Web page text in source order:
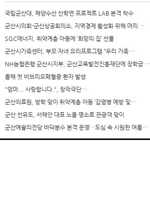
국립군산대, 해양수산 산학연 프로젝트 LAB 본격 착수
군산시의회-군산상공회의소, 지역경제 활성화 위해 머리 …
SGC에너지, 취약계층 아동에 ‘희망의 집’ 선물
군산시가족센터, 부모·자녀 요리프로그램 “우리 가족 …
NH농협은행 군산시지부, 군산교육발전진흥재단에 장학금 …
올해 첫 비브리오패혈증 환자 발생
"엄마... 사랑합니다.", 창작극단…
군산의료원, 방학 맞이 취약계층 아동 ‘감염병 예방 및…
군산 선유도, 서해안 대표 노을 명소로 관광객 맞이
군산예술의전당 바닥분수 본격 운영…도심 속 시원한 여름…